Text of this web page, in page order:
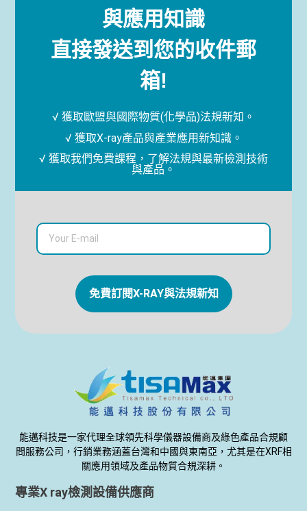
與應用知識
直接發送到您的收件郵
箱!
√ 獲取歐盟與國際物質(化學品)法規新知。
√ 獲取X-ray產品與產業應用新知識。
√ 獲取我們免費課程，了解法規與最新檢測技術
與產品。
免費訂閱X-RAY與法規新知
能邁科技是一家代理全球領先科學儀器設備商及綠色產品合規顧
問服務公司，行銷業務涵蓋台灣和中國與東南亞，尤其是在XRF相
關應用領域及產品物質合規深耕。
專業X ray檢測設備供應商